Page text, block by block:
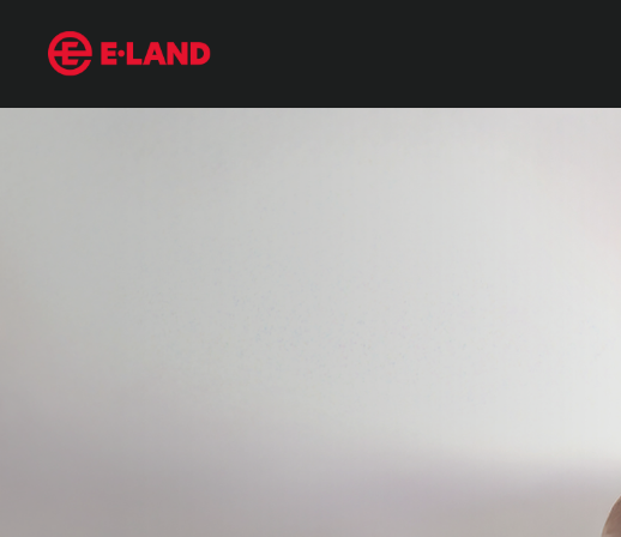
입춘 : 봄을 알리는 나물 음식 곤드레부터 쑥 디저트까지
매거진 상세보기